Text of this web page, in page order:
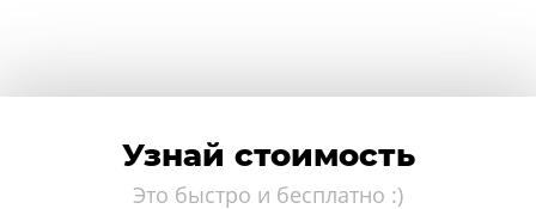
Узнай стоимость
Это быстро и бесплатно :)